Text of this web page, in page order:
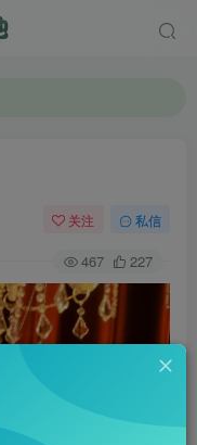
查看最新站点。
关注 私信
467 227